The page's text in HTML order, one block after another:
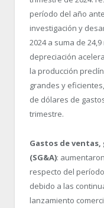
período del año
investigación y
2024 a suma de
depreciación
la producción
grandes y
de dólares de
trimestre.
Gastos de
(SG&A):
respecto del
debido a las
lanzamiento